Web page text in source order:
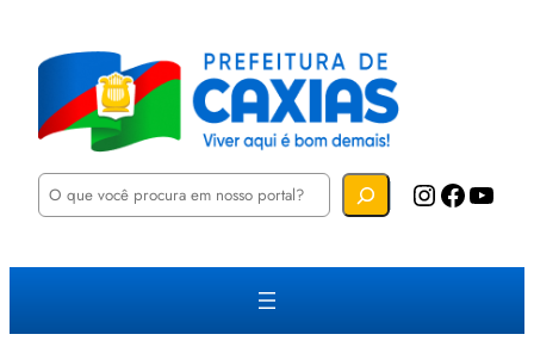
P
u
a
Instagram Facebook YouTube